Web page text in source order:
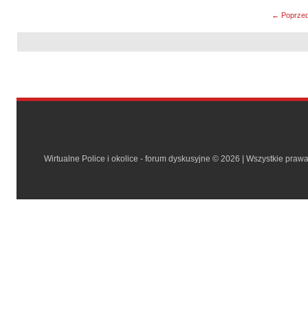
←
Wirtualne Police i okolice - forum dyskusyjne © 2026 | Wszystkie